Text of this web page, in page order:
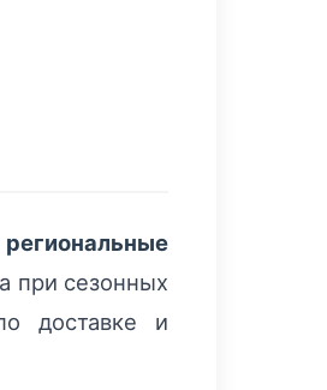
региональные
при сезонных
доставке и